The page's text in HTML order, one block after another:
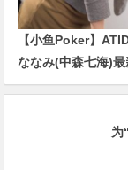
【小鱼Poker】
ななみ(中森七海)
2026/09/01发布！
为